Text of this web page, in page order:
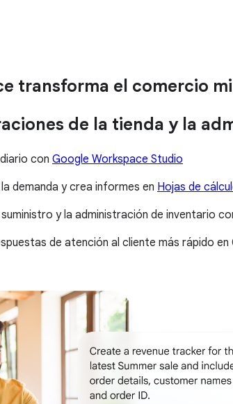
transforma el comercio
de la tienda y la
con Google Workspace Studio
demanda y crea informes en Hojas de
y la administración de inventario
de atención al cliente más rápido en